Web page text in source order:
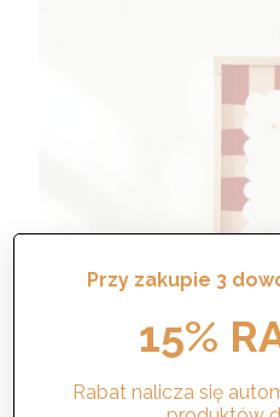
Przy zakupie 3
15%
Rabat nalicza się